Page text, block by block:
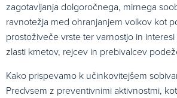
zagotavljanja dolgoročnega, mirnega
ravnotežja med ohranjanjem volkov kot
prostoživeče vrste ter varnostjo in
zlasti kmetov, rejcev in prebivalcev
Kako prispevamo k učinkovitejšem
Predvsem z preventivnimi aktivnostmi,